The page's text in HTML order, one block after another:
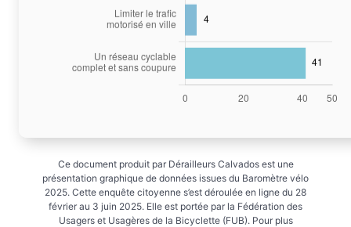
Ce document produit par Dérailleurs Calvados est une
présentation graphique de données issues du Baromètre vélo
2025. Cette enquête citoyenne s’est déroulée en ligne du 28
février au 3 juin 2025. Elle est portée par la Fédération des
Usagers et Usagères de la Bicyclette (FUB). Pour plus